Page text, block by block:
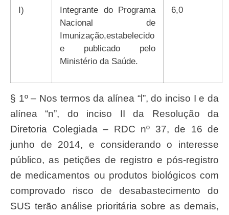
i)
Integrante do Programa
Nacional de
Imunização,estabelecido
e publicado pelo
Ministério da Saúde.
6,0
§ 1º – Nos termos da alínea “l”, do inciso I e da
alínea “n”, do inciso II da Resolução da
Diretoria Colegiada – RDC nº 37, de 16 de
junho de 2014, e considerando o interesse
público, as petições de registro e pós-registro
de medicamentos ou produtos biológicos com
comprovado risco de desabastecimento do
SUS terão análise prioritária sobre as demais,